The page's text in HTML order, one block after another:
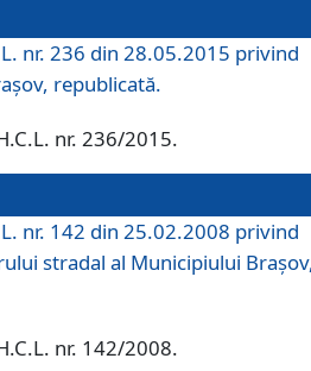
nr. 236 din 28.05.2015 privind
republicată.
nr. 236/2015.
nr. 142 din 25.02.2008 privind
stradal al Municipiului
nr. 142/2008.